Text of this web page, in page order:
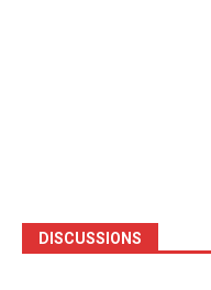
DISCUSSIONS